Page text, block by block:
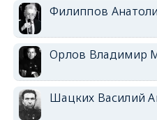
Филиппов
Орлов Владимир
Шацких Василий